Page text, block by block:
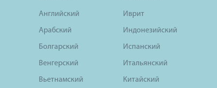
Английский
Арабский
Болгарский
Венгерский
Вьетнамский
Иврит
Индонезийский
Испанский
Итальянский
Китайский